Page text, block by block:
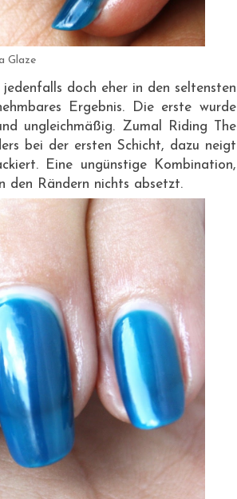
Glaze
doch eher in den seltensten
Ergebnis. Die erste wurde
ungleichmäßig. Zumal Riding The
bei der ersten Schicht, dazu neigt
Eine ungünstige Kombination,
den Rändern nichts absetzt.